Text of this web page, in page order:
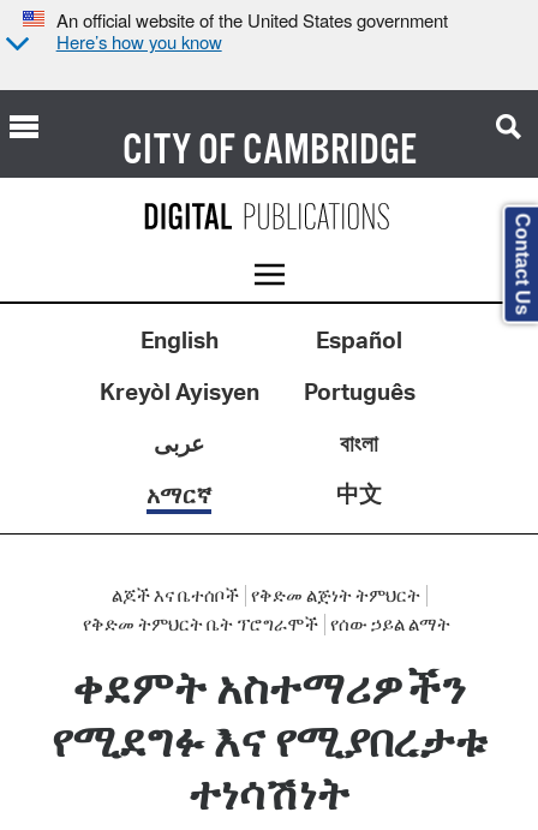
An official website of the United States government
Here’s how you know
CITY OFCAMBRIDGE
English
Español
Kreyòl Ayisyen
Português
عربى
বাংলা
አማርኛ
中文
ልጆች እና ቤተሰቦች የቅድመ ልጅነት ትምህርት
የቅድመ ትምህርት ቤት ፕሮግራሞች የሰው ኃይል ልማት
ቀደምት አስተማሪዎችን
የሚደግፉ እና የሚያበረታቱ
ተነሳሽነት
Contact Us